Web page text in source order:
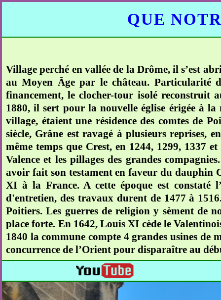
QUE
Village perché en vallée de la Drôme, il s’est
au Moyen Âge par le château. Particularité
financement, le clocher-tour isolé reconstruit
1880, il sert pour la nouvelle église érigée à la
village, étaient une résidence des comtes de
siècle, Grâne est ravagé à plusieurs reprises,
même temps que Crest, en 1244, 1299, 1337
Valence et les pillages des grandes
avoir fait son testament en faveur du dauphin
XI à la France. A cette époque est constaté
d'entretien, des travaux durent de 1477 à
Poitiers. Les guerres de religion y sèment de
place forte. En 1642, Louis XI cède le
1840 la commune compte 4 grandes usines
concurrence de l’Orient pour disparaître au